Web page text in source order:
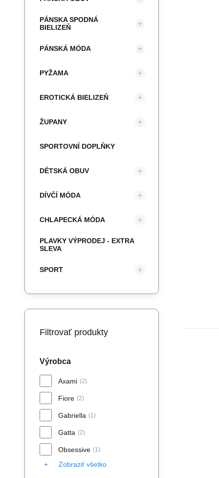
PÁNSKA SPODNÁ
BIELIZEŇ
PÁNSKÁ MÓDA
PYŽAMA
EROTICKÁ BIELIZEŇ
ŽUPANY
SPORTOVNÍ DOPLŇKY
DĚTSKÁ OBUV
DÍVČÍ MÓDA
CHLAPECKÁ MÓDA
PLAVKY VÝPRODEJ - EXTRA
SLEVA
SPORT
Filtrovať produkty
Výrobca
Axami (2)
Fiore (2)
Gabriella (1)
Gatta (2)
Obsessive (1)
Zobraziť všetko